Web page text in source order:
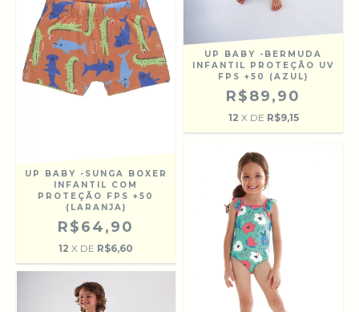
UP BABY -SUNGA BOXER
INFANTIL COM
PROTEÇÃO FPS +50
(LARANJA)
R$64,90
12 X DE R$6,60
UP BABY -BERMUDA
INFANTIL PROTEÇÃO UV
FPS +50 (AZUL)
R$89,90
12 X DE R$9,15